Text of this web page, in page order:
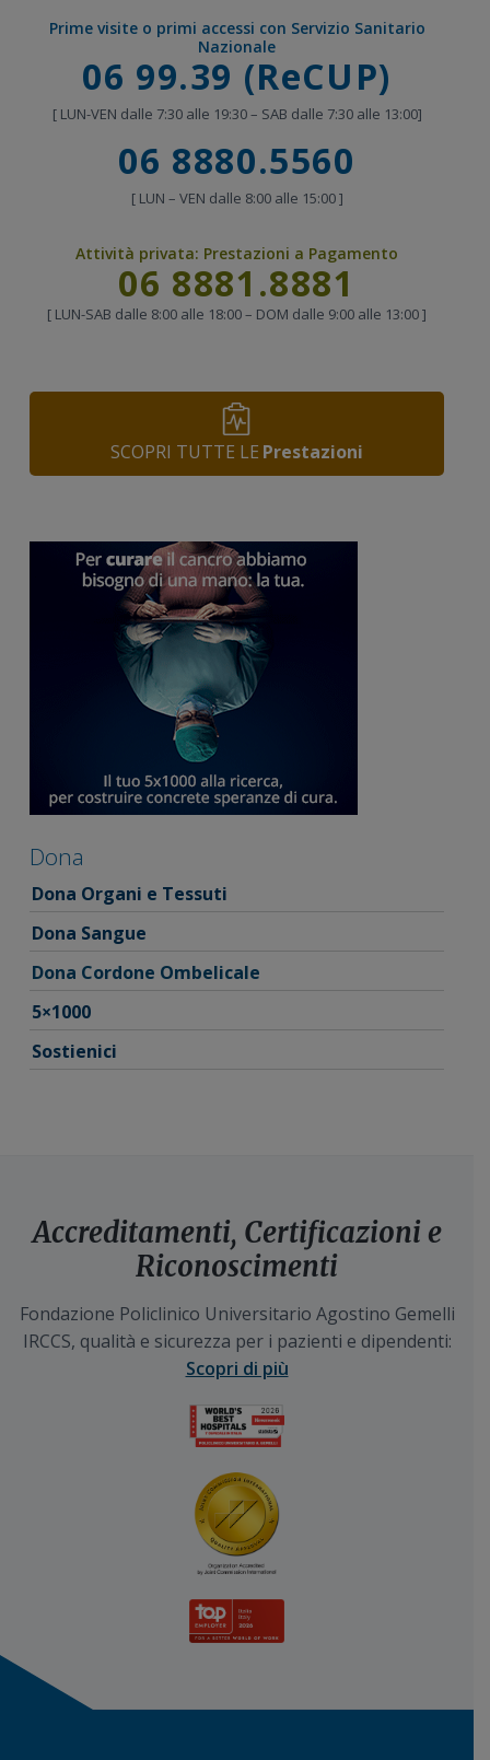
Prime visite o primi accessi con Servizio Sanitario
Nazionale
Chiama
06 99.39 (ReCUP)
[ LUN-VEN dalle 7:30 alle 19:30 – SAB dalle 7:30 alle 13:00]
Chiama
06 8880.5560
[ LUN – VEN dalle 8:00 alle 15:00 ]
Attività privata: Prestazioni a Pagamento
Chiama
06 8881.8881
[ LUN-SAB dalle 8:00 alle 18:00 – DOM dalle 9:00 alle 13:00 ]
SCOPRI TUTTE LE Prestazioni
Dona
Dona Organi e Tessuti
Dona Sangue
Dona Cordone Ombelicale
5×1000
Sostienici
Accreditamenti, Certificazioni e
Riconoscimenti
Fondazione Policlinico Universitario Agostino Gemelli
IRCCS, qualità e sicurezza per i pazienti e dipendenti:
Scopri di più